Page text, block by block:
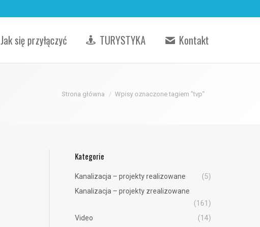
Jak się przyłączyć TURYSTYKA Kontakt
Jesteś tutaj:
Strona główna Wpisy oznaczone tagiem "tvp"
Kategorie
Kanalizacja – projekty realizowane
(5)
Kanalizacja – projekty zrealizowane
(161)
Video
(14)